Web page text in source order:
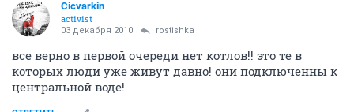
Cicvarkin
activist
03 декабря 2010 rostishka
все верно в первой очереди нет котлов!! это те в
которых люди уже живут давно! они подключенны к
центральной воде!